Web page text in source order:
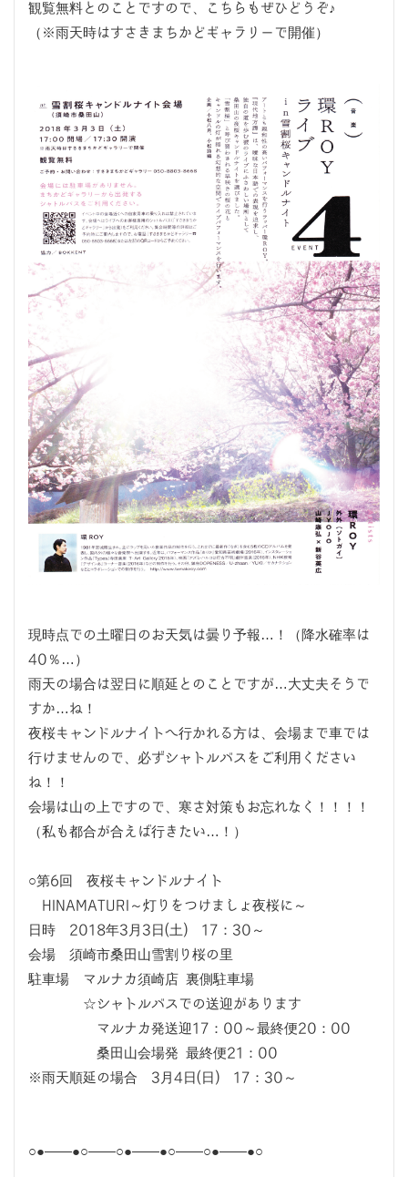
観覧無料とのことですので、こちらもぜひどうぞ♪
（※雨天時はすさきまちかどギャラリーで開催）
現時点での土曜日のお天気は曇り予報…！（降水確率は
40％…）
雨天の場合は翌日に順延とのことですが…大丈夫そうで
すか…ね！
夜桜キャンドルナイトへ行かれる方は、会場まで車では
行けませんので、必ずシャトルバスをご利用ください
ね！！
会場は山の上ですので、寒さ対策もお忘れなく！！！！
（私も都合が合えば行きたい…！）
○第6回 夜桜キャンドルナイト
HINAMATURI～灯りをつけましょ夜桜に～
日時 2018年3月3日(土) 17：30～
会場 須崎市桑田山雪割り桜の里
駐車場 マルナカ須崎店 裏側駐車場
☆シャトルバスでの送迎があります
マルナカ発送迎17：00～最終便20：00
桑田山会場発 最終便21：00
※雨天順延の場合 3月4日(日) 17：30～
○●――●○――○●――●○――○●――●○